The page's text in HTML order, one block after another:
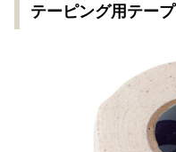
テーピング用テープ